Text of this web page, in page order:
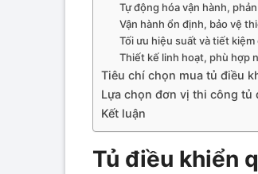
Tự động hóa vận hành,
Vận hành ổn định, bảo vệ
Tối ưu hiệu suất và tiết kiệm
Thiết kế linh hoạt, phù hợp
Tiêu chí chọn mua tủ điều
Lựa chọn đơn vị thi công tủ
Kết luận
Tủ điều khiển